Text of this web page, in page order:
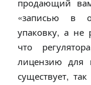
продающий
«записью в
упаковку, а не
что
лицензию для
существует,